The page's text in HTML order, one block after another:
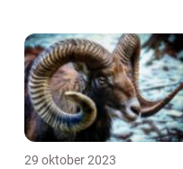
29 oktober 2023